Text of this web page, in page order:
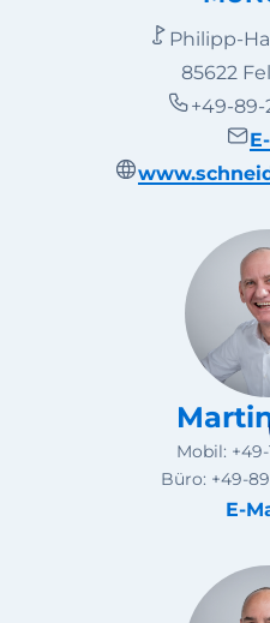
Philipp-
85622
+49-
Mobil: +49-
Büro: +49-
E-